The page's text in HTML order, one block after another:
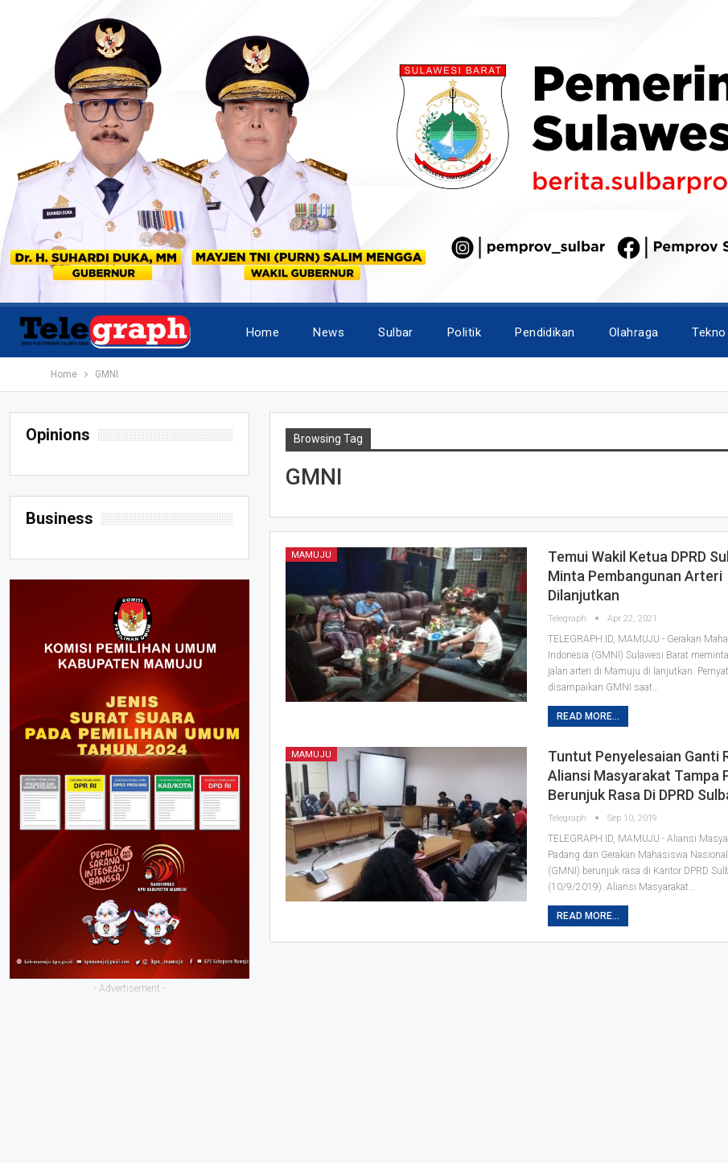
Home News Sulbar Politik Pendidikan Olahraga Tekno
Home GMNI
Browsing Tag
GMNI
MAMUJU
Temui Wakil Ketua DPRD
Minta Pembangunan Arteri
Dilanjutkan
Telegraph Apr 22, 2021
TELEGRAPH.ID, MAMUJU - Gerakan
Indonesia (GMNI) Sulawesi Barat
jalan arteri di Mamuju di lanjutkan.
disampaikan GMNI saat
READ MORE...
MAMUJU
Tuntut Penyelesaian Ganti
Aliansi Masyarakat Tampa
Berunjuk Rasa Di DPRD
Telegraph Sep 10, 2019
TELEGRAPH.ID, MAMUJU - Aliansi
Padang dan Gerakan Mahasiswa
(GMNI) berunjuk rasa di Kantor DPRD
(10/9/2019).Aliansi Masyarakat
READ MORE...
Opinions
Business
- Advertisement -